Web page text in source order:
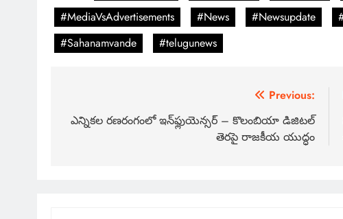
#MediaVsAdvertisements
#News #Newsupdate
#Sahanamvande
#telugunews
Previous:
ఎన్నికల రణరంగంలో ఇన్‌ఫ్లుయెన్సర్ – కొలంబియా డిజిటల్
తెరపై రాజకీయ యుద్ధం